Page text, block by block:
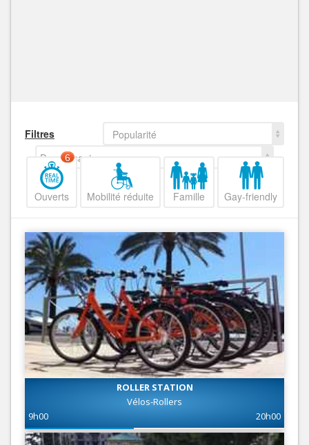
Filtres
Popularité
Decroissant
Ouverts
6
Mobilité réduite Famille Gay-friendly
ROLLER STATION
Vélos-Rollers
9h00
20h00